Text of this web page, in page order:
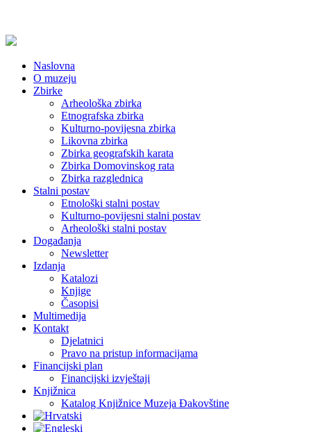
Naslovna
O muzeju
Zbirke
Arheološka zbirka
Etnografska zbirka
Kulturno-povijesna zbirka
Likovna zbirka
Zbirka geografskih karata
Zbirka Domovinskog rata
Zbirka razglednica
Stalni postav
Etnološki stalni postav
Kulturno-povijesni stalni postav
Arheološki stalni postav
Događanja
Newsletter
Izdanja
Katalozi
Knjige
Časopisi
Multimedija
Kontakt
Djelatnici
Pravo na pristup informacijama
Financijski plan
Financijski izvještaji
Knjižnica
Katalog Knjižnice Muzeja Đakovštine